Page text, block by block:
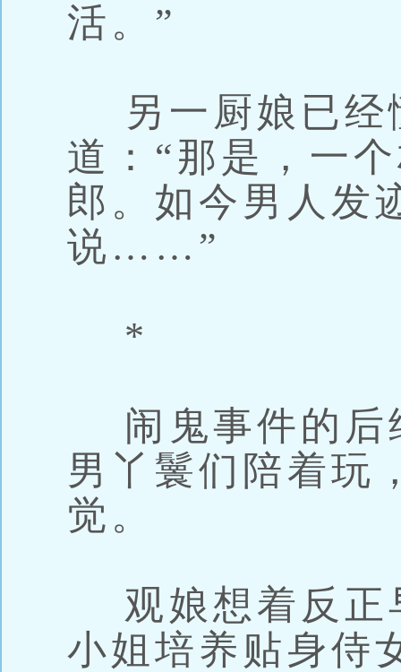
活。”
另一厨娘已经
道：“那是，一
郎。如今男人发
说……”
*
闹鬼事件的后
男丫鬟们陪着玩
觉。
观娘想着反正
小姐培养贴身侍